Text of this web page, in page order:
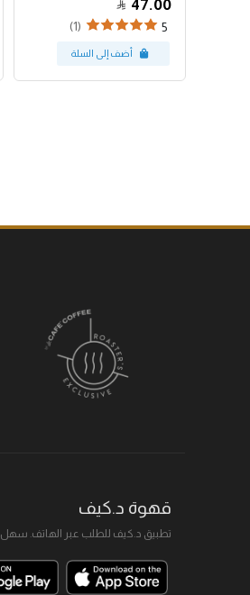
47.00
5
(1)
قهوة د.كيف
تطبيق د.كيف للطلب عبر الهاتف. سهل I سريع I رائع